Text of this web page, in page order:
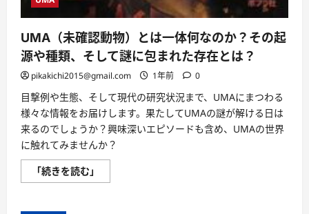
UMA（未確認動物）とは一体何なのか？その起
源や種類、そして謎に包まれた存在とは？
pikakichi2015@gmail.com 1年前 0
目撃例や生態、そして現代の研究状況まで、UMAにまつわる
様々な情報をお届けします。果たしてUMAの謎が解ける日は
来るのでしょうか？興味深いエピソードも含め、UMAの世界
に触れてみませんか？
「続きを読む」
確